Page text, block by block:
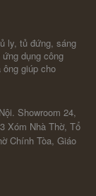
ly, tủ đứng, sáng
dụng công
giúp cho
Showroom 24,
Xóm Nhà Thờ, Tổ
Chính Tòa, Giáo